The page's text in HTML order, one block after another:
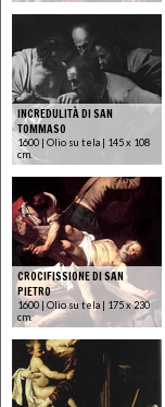
INCREDULITÀ DI SAN
TOMMASO
1600 | Olio su tela | 145 x 108
cm.
CROCIFISSIONE DI SAN
PIETRO
1600 | Olio su tela | 175 x 230
cm.